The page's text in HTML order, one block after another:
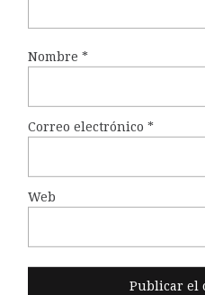
Nombre *
Correo electrónico *
Web